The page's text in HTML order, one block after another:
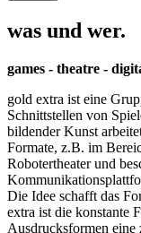
was und wer.
games - theatre -
gold extra ist eine
Schnittstellen von
bildender Kunst
Formate, z.B. im
Robotertheater und
Die Idee schafft das
extra ist die konstante
Ausdrucksformen eine